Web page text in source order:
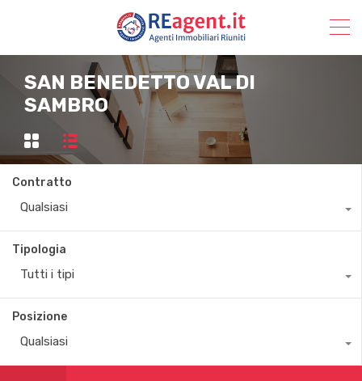
SAN BENEDETTO VAL DI
SAMBRO
Contratto
Qualsiasi
Tipologia
Tutti i tipi
Posizione
Qualsiasi